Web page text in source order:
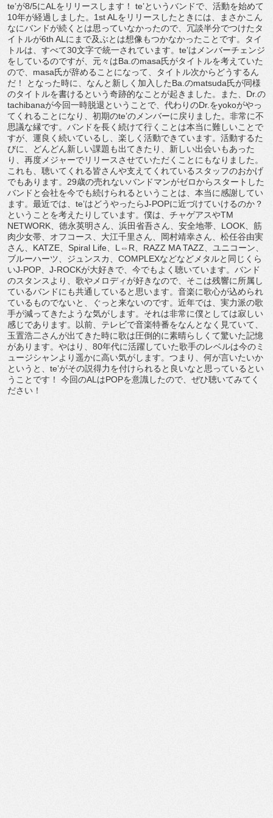
te’が8/5にALをリリースします！ te’というバンドで、活動を始めて
10年が経過しました。1st ALをリリースしたときには、まさかこん
なにバンドが続くとは思っていなかったので、冗談半分でつけたタ
イトルが6th ALにまで及ぶとは想像もつかなかったことです。タイ
トルは、すべて30文字で統一されています。te’はメンバーチェンジ
をしているのですが、元々はBa.のmasa氏がタイトルを考えていた
ので、masa氏が辞めることになって、タイトル次からどうするん
だ！ となった時に、なんと新しく加入したBa.のmatsuda氏が同様
のタイトルを書けるという奇跡的なことが起きました。また、Dr.の
tachibanaが今回一時脱退ということで、代わりのDr.をyokoがやっ
てくれることになり、初期のte’のメンバーに戻りました。非常に不
思議な縁です。バンドを長く続けて行くことは本当に難しいことで
すが、運良く続いているし、楽しく活動できています。活動するた
びに、どんどん新しい課題も出てきたり、新しい出会いもあった
り、再度メジャーでリリースさせていただくことにもなりました。
これも、聴いてくれる皆さんや支えてくれているスタッフのおかげ
でもあります。29歳の売れないバンドマンがゼロからスタートした
バンドと会社を今でも続けられるということは、本当に感謝してい
ます。最近では、te’はどうやったらJ-POPに近づけていけるのか？
ということを考えたりしています。僕は、チャゲアスやTM
NETWORK、徳永英明さん、浜田省吾さん、安全地帯、LOOK、筋
肉少女帯、オフコース、大江千里さん、岡村靖幸さん、松任谷由実
さん、KATZE、Spiral Life、L⇔R、RAZZ MA TAZZ、ユニコーン、
ブルーハーツ、ジュンスカ、COMPLEXなどなどメタルと同じくら
いJ-POP、J-ROCKが大好きで、今でもよく聴いています。バンド
のスタンスより、歌やメロディが好きなので、そこは残響に所属し
ているバンドにも共通していると思います。音楽に歌心が込められ
ているものでないと、ぐっと来ないのです。近年では、実力派の歌
手が減ってきたような気がします。それは非常に僕としては寂しい
感じであります。以前、テレビで音楽特番をなんとなく見ていて、
玉置浩二さんが出てきた時に歌は圧倒的に素晴らしくて驚いた記憶
があります。やはり、80年代に活躍していた歌手のレベルは今のミ
ュージシャンより遥かに高い気がします。つまり、何が言いたいか
というと、te’がその説得力を付けられると良いなと思っているとい
うことです！ 今回のALはPOPを意識したので、ぜひ聴いてみてく
ださい！